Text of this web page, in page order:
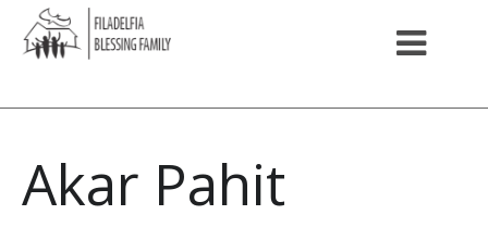
Akar Pahit